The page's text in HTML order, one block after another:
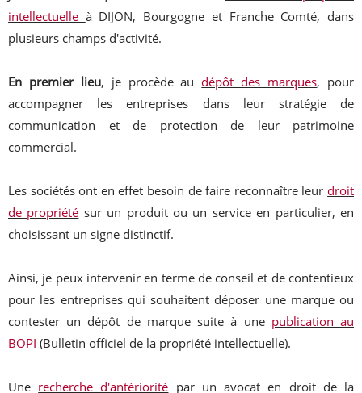
intellectuelle à DIJON, Bourgogne et Franche Comté, dans
plusieurs champs d'activité.
En premier lieu, je procède audépôt des marques, pour
accompagner les entreprises dans leur stratégie de
communication et de protection de leur patrimoine
commercial.
Les sociétés ont en effet besoin de faire reconnaître leur droit
de propriété sur un produit ou un service en particulier, en
choisissant un signe distinctif.
Ainsi, je peux intervenir en terme de conseil et de contentieux
pour les entreprises qui souhaitent déposer une marque ou
contester un dépôt de marque suite à une publication au
BOPI (Bulletin officiel de la propriété intellectuelle).
Une recherche d'antériorité par un avocat en droit de la